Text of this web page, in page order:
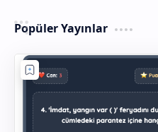
Popüler Yayınlar